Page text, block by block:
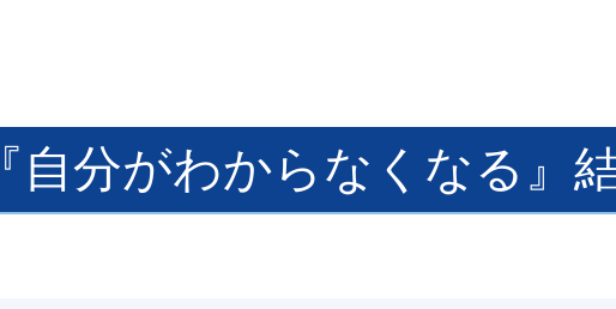
『自分がわからなくなる』